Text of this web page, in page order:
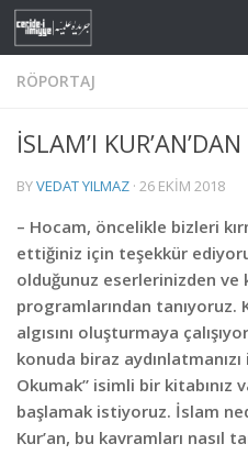
Skip to content
RÖPORTAJ
İSLAM’I
BYVEDAT YILMAZ · 26 EKIM 2018
– Hocam, öncelikle bizleri
ettiğiniz için teşekkür
olduğunuz eserlerinizden ve
programlarından tanıyoruz.
algısını oluşturmaya
konuda biraz aydınlatmanızı
Okumak” isimli bir kitabınız
başlamak istiyoruz. İslam
Kur’an, bu kavramları nasıl